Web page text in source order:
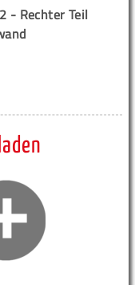
- Rechter Teil